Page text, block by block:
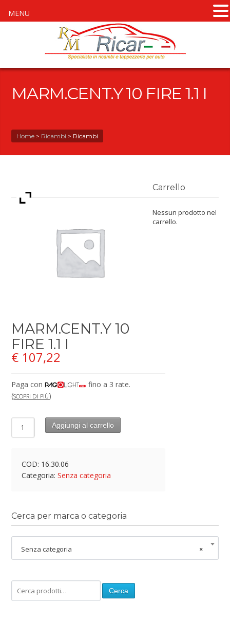
MARM.CENT.Y 10 FIRE 1.1 I
Home > Ricambi > Ricambi
MARM.CENT.Y 10
FIRE 1.1 I
€ 107,22
Paga con
fino a 3 rate.
(SCOPRI DI PIÙ)
Aggiungi al carrello
COD: 16.30.06
Categoria:Senza categoria
Carrello
Nessun prodotto nel
carrello.
Cerca per marca o categoria
×
Senza categoria
Cerca
MENU